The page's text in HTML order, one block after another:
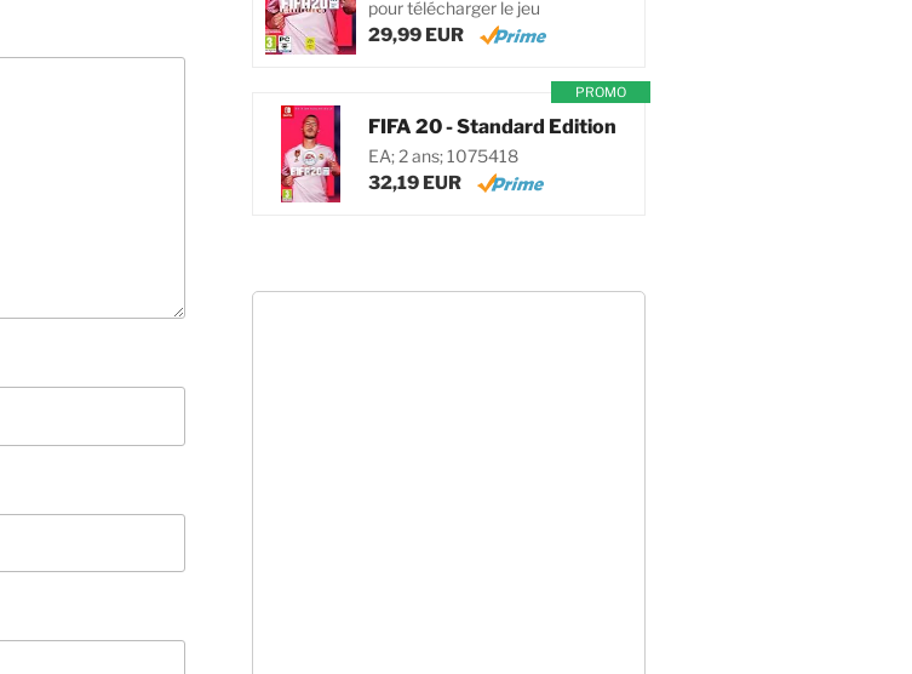
pour télécharger le jeu
29,99 EUR
PROMO
FIFA 20 - Standard Edition
EA; 2 ans; 1075418
32,19 EUR